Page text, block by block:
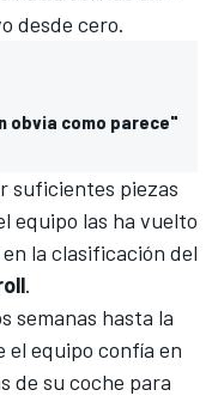
desde cero.
obvia como parece"
suficientes piezas
equipo las ha vuelto
la clasificación del
.
semanas hasta la
equipo confía en
de su coche para